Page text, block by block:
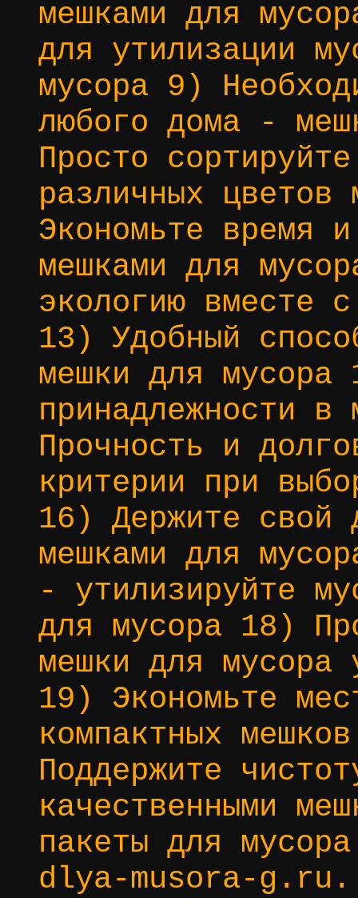
мешками для
для утилизации
мусора 9)
любого дома -
Просто
различных
Экономьте время
мешками для
экологию вместе
13) Удобный
мешки для мусора
принадлежности
Прочность и
критерии при
16) Держите свой
мешками для
- утилизируйте
для мусора 18)
мешки для мусора
19) Экономьте
компактных
Поддержите
качественными
пакеты для
dlya-musora-g.ru.